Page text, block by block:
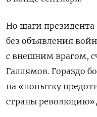
Но шаги
без объявления
с внешним врагом,
Галлямов. Гораздо
на «попытку
страны